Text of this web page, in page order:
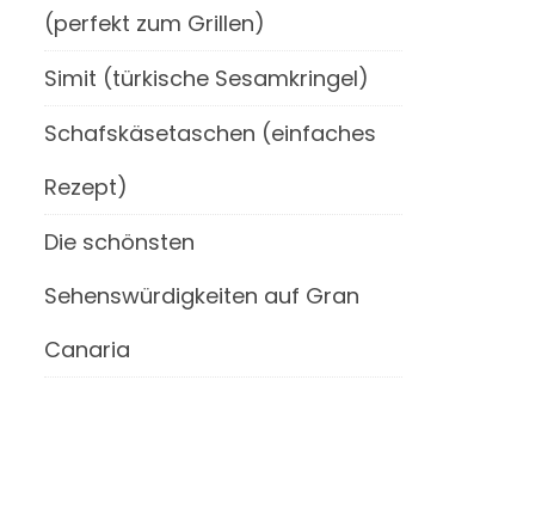
(perfekt zum Grillen)
Simit (türkische Sesamkringel)
Schafskäsetaschen (einfaches
Rezept)
Die schönsten
Sehenswürdigkeiten auf Gran
Canaria